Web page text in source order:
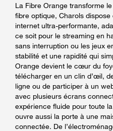
La Fibre Orange transforme
fibre optique, Charols
internet ultra-performante,
ce soit pour le streaming en
sans interruption ou les jeux
stabilité et une rapidité qui
Orange devient le cœur du
télécharger en un clin d’œil,
ligne ou de participer à un
avec plusieurs écrans
expérience fluide pour toute
ouvre aussi la porte à une
connectée. De